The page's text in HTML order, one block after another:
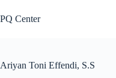
PQ Center
Ariyan Toni Effendi, S.S